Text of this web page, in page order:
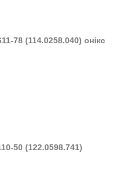
78 (114.0258.040) онікс
50 (122.0598.741)